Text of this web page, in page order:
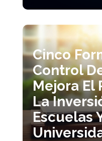
Cinco
Control
Mejora El
La
Escuelas